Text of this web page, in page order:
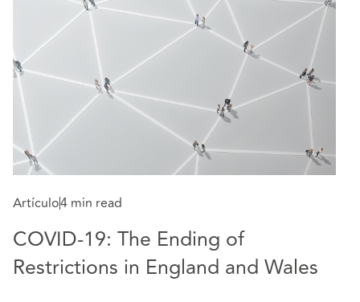
Artículo4 min read
COVID-19: The Ending of
Restrictions in England and Wales